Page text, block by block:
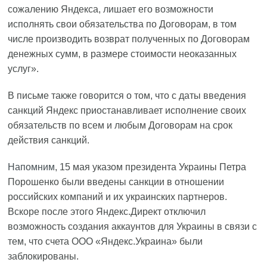
сожалению Яндекса, лишает его возможности
исполнять свои обязательства по Договорам, в том
числе производить возврат полученных по Договорам
денежных сумм, в размере стоимости неоказанных
услуг».
В письме также говорится о том, что с даты введения
санкций Яндекс приостанавливает исполнение своих
обязательств по всем и любым Договорам на срок
действия санкций.
Напомним, 15 мая указом президента Украины Петра
Порошенко были введены санкции в отношении
российских компаний и их украинских партнеров.
Вскоре после этого Яндекс.Директ отключил
возможность создания аккаунтов для Украины в связи с
тем, что счета ООО «Яндекс.Украина» были
заблокированы.